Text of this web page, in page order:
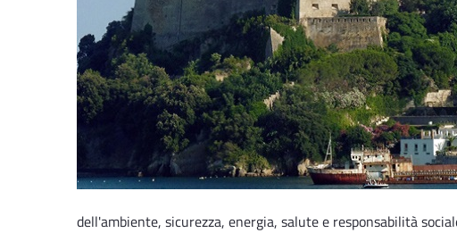
dell'ambiente, sicurezza, energia, salute e responsabilità